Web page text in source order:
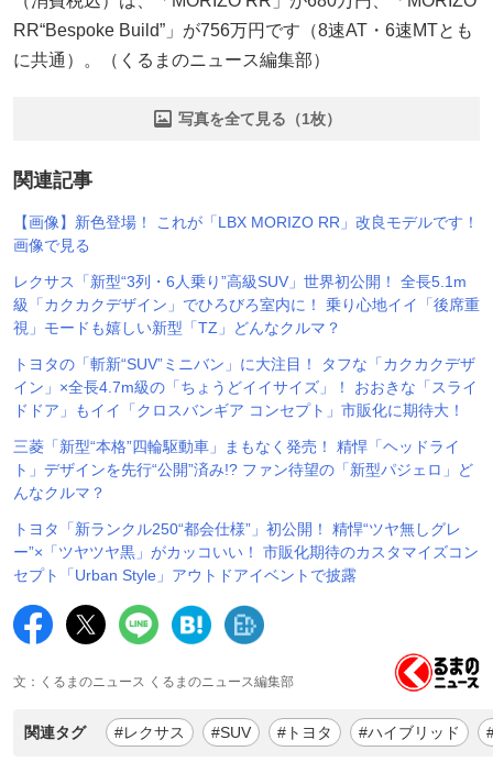
RR“Bespoke Build”」が756万円です（8速AT・6速MTとも
に共通）。（くるまのニュース編集部）
写真を全て見る（1枚）
関連記事
【画像】新色登場！ これが「LBX MORIZO RR」改良モデルです！
画像で見る
レクサス「新型“3列・6人乗り”高級SUV」世界初公開！ 全長5.1m
級「カクカクデザイン」でひろびろ室内に！ 乗り心地イイ「後席重
視」モードも嬉しい新型「TZ」どんなクルマ？
トヨタの「斬新“SUV”ミニバン」に大注目！ タフな「カクカクデザ
イン」×全長4.7m級の「ちょうどイイサイズ」！ おおきな「スライ
ドドア」もイイ「クロスバンギア コンセプト」市販化に期待大！
三菱「新型“本格”四輪駆動車」まもなく発売！ 精悍「ヘッドライ
ト」デザインを先行“公開”済み!? ファン待望の「新型パジェロ」ど
んなクルマ？
トヨタ「新ランクル250“都会仕様”」初公開！ 精悍“ツヤ無しグレ
ー”×「ツヤツヤ黒」がカッコいい！ 市販化期待のカスタマイズコン
セプト「Urban Style」アウトドアイベントで披露
文：くるまのニュース くるまのニュース編集部
関連タグ #レクサス #SUV #トヨタ #ハイブリッド